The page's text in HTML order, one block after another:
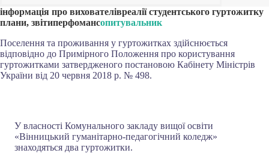
інформація про вихователівpеалії студентського гуртожитку
плани, звітиперфомансопитувальник
Поселення та проживання у гуртожитках здійснюється
відповідно до Примірного Положення про користування
гуртожитками затвердженого постановою Кабінету Міністрів
України від 20 червня 2018 р. № 498.
У власності Комунального закладу вищої освіти
«Вінницький гуманітарно-педагогічний коледж»
знаходяться два гуртожитки.